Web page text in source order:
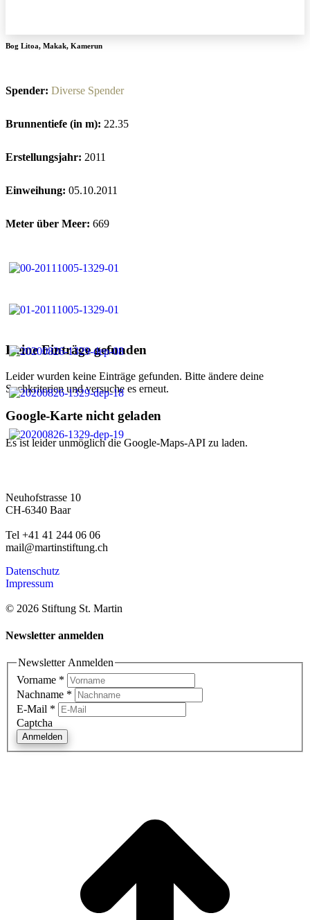
Keine Einträge gefunden
Leider wurden keine Einträge gefunden. Bitte ändere deine
Suchkriterien und versuche es erneut.
Google-Karte nicht geladen
Es ist leider unmöglich die Google-Maps-API zu laden.
Bog Litoa, Makak, Kamerun
Spender: Diverse Spender
Brunnentiefe (in m): 22.35
Erstellungsjahr: 2011
Einweihung: 05.10.2011
Meter über Meer: 669
Neuhofstrasse 10
CH-6340 Baar
Tel +41 41 244 06 06
mail@martinstiftung.ch
Datenschutz
Impressum
© 2026 Stiftung St. Martin
Newsletter anmelden
Newsletter Anmelden
Vorname *
Nachname *
E-Mail *
Captcha
Anmelden